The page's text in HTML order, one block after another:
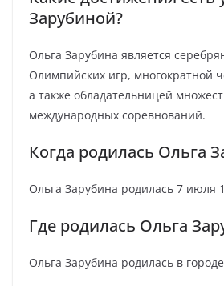
Зарубиной?
Ольга Зарубина является
Олимпийских игр, многократной
а также обладательницей
международных соревнований.
Когда родилась Ольга
Ольга Зарубина родилась 7 июля
Где родилась Ольга
Ольга Зарубина родилась в